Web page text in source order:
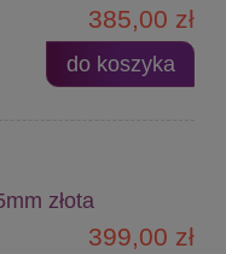
385,00 zł
do koszyka
złota
399,00 zł